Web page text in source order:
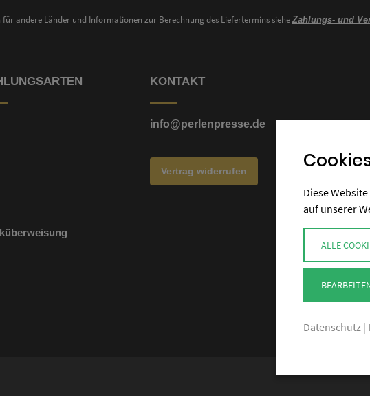
andere Länder und Informationen zur Berechnung des Liefertermins siehe Zahlungs- und
KONTAKT
info@perlenpresse.de
Vertrag widerrufen
Diese
auf unserer
ALLE
Datenschutz |